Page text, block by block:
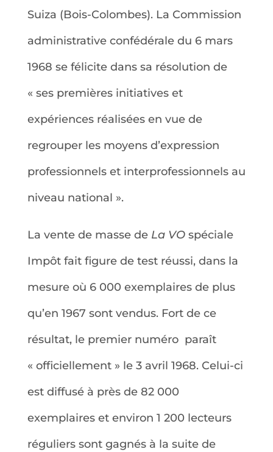
Suiza (Bois-Colombes). La Commission
administrative confédérale du 6 mars
1968 se félicite dans sa résolution de
« ses premières initiatives et
expériences réalisées en vue de
regrouper les moyens d’expression
professionnels et interprofessionnels au
niveau national ».
La vente de masse de La VOspéciale
Impôt fait figure de test réussi, dans la
mesure où 6 000 exemplaires de plus
qu’en 1967 sont vendus. Fort de ce
résultat, le premier numéro paraît
« officiellement » le 3 avril 1968. Celui-ci
est diffusé à près de 82 000
exemplaires et environ 1 200 lecteurs
réguliers sont gagnés à la suite de